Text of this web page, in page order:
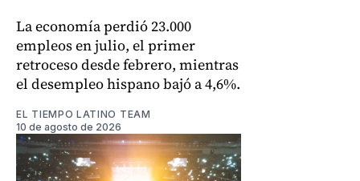
La economía perdió 23.000
empleos en julio, el primer
retroceso desde febrero, mientras
el desempleo hispano bajó a 4,6%.
EL TIEMPO LATINO TEAM
10 de agosto de 2026